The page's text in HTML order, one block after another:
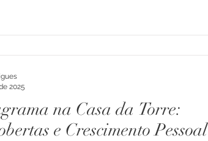
na Casa da Torre:
e Crescimento Pessoal
2025